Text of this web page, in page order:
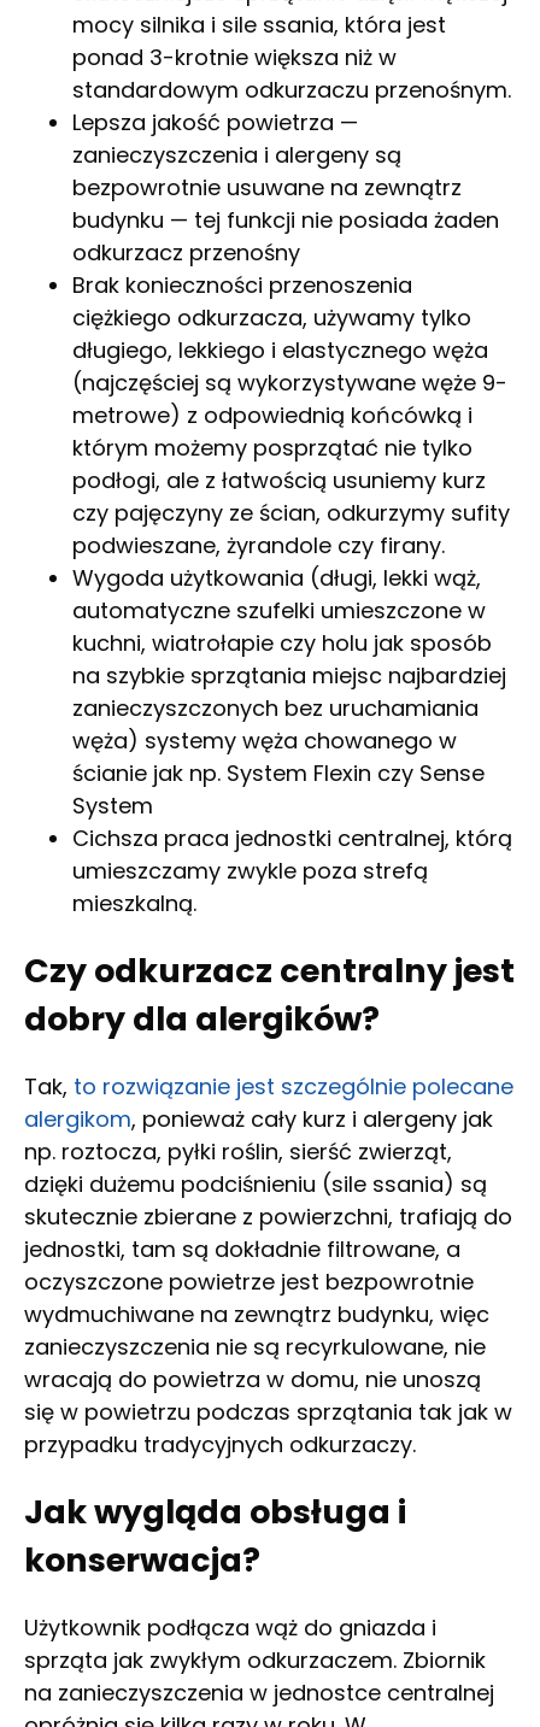
mocy silnika i sile ssania, która jest
ponad 3-krotnie większa niż w
standardowym odkurzaczu przenośnym.
Lepsza jakość powietrza —
zanieczyszczenia i alergeny są
bezpowrotnie usuwane na zewnątrz
budynku — tej funkcji nie posiada żaden
odkurzacz przenośny
Brak konieczności przenoszenia
ciężkiego odkurzacza, używamy tylko
długiego, lekkiego i elastycznego węża
(najczęściej są wykorzystywane węże 9-
metrowe) z odpowiednią końcówką i
którym możemy posprzątać nie tylko
podłogi, ale z łatwością usuniemy kurz
czy pajęczyny ze ścian, odkurzymy sufity
podwieszane, żyrandole czy firany.
Wygoda użytkowania (długi, lekki wąż,
automatyczne szufelki umieszczone w
kuchni, wiatrołapie czy holu jak sposób
na szybkie sprzątania miejsc najbardziej
zanieczyszczonych bez uruchamiania
węża) systemy węża chowanego w
ścianie jak np. System Flexin czy Sense
System
Cichsza praca jednostki centralnej, którą
umieszczamy zwykle poza strefą
mieszkalną.
Czy odkurzacz centralny jest
dobry dla alergików?
Tak, to rozwiązanie jest szczególnie polecane
alergikom, ponieważ cały kurz i alergeny jak
np. roztocza, pyłki roślin, sierść zwierząt,
dzięki dużemu podciśnieniu (sile ssania) są
skutecznie zbierane z powierzchni, trafiają do
jednostki, tam są dokładnie filtrowane, a
oczyszczone powietrze jest bezpowrotnie
wydmuchiwane na zewnątrz budynku, więc
zanieczyszczenia nie są recyrkulowane, nie
wracają do powietrza w domu, nie unoszą
się w powietrzu podczas sprzątania tak jak w
przypadku tradycyjnych odkurzaczy.
Jak wygląda obsługa i
konserwacja?
Użytkownik podłącza wąż do gniazda i
sprząta jak zwykłym odkurzaczem. Zbiornik
na zanieczyszczenia w jednostce centralnej